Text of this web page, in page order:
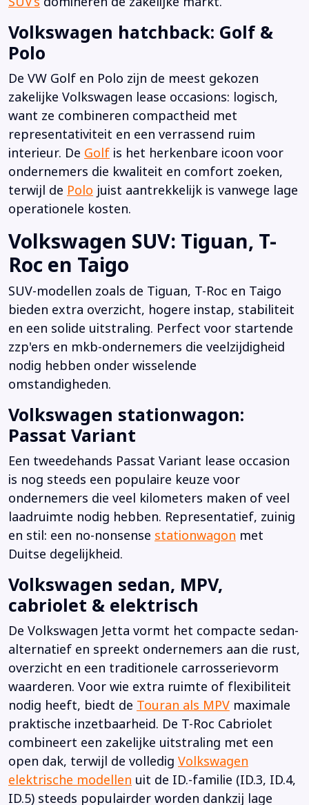
Volkswagen hatchback: Golf &
Polo
De VW Golf en Polo zijn de meest gekozen
zakelijke Volkswagen lease occasions: logisch,
want ze combineren compactheid met
representativiteit en een verrassend ruim
interieur. De Golf is het herkenbare icoon voor
ondernemers die kwaliteit en comfort zoeken,
terwijl de Polo juist aantrekkelijk is vanwege lage
operationele kosten.
Volkswagen SUV: Tiguan, T-
Roc en Taigo
SUV-modellen zoals de Tiguan, T-Roc en Taigo
bieden extra overzicht, hogere instap, stabiliteit
en een solide uitstraling. Perfect voor startende
zzp'ers en mkb-ondernemers die veelzijdigheid
nodig hebben onder wisselende
omstandigheden.
Volkswagen stationwagon:
Passat Variant
Een tweedehands Passat Variant lease occasion
is nog steeds een populaire keuze voor
ondernemers die veel kilometers maken of veel
laadruimte nodig hebben. Representatief, zuinig
en stil: een no-nonsense stationwagon met
Duitse degelijkheid.
Volkswagen sedan, MPV,
cabriolet & elektrisch
De Volkswagen Jetta vormt het compacte sedan-
alternatief en spreekt ondernemers aan die rust,
overzicht en een traditionele carrosserievorm
waarderen. Voor wie extra ruimte of flexibiliteit
nodig heeft, biedt de Touran als MPV maximale
praktische inzetbaarheid. De T-Roc Cabriolet
combineert een zakelijke uitstraling met een
open dak, terwijl de volledig Volkswagen
elektrische modellen uit de ID.-familie (ID.3, ID.4,
ID.5) steeds populairder worden dankzij lage